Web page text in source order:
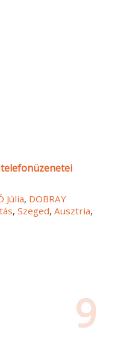
Júlia, DOBRAY
,Szeged,Ausztria,
9